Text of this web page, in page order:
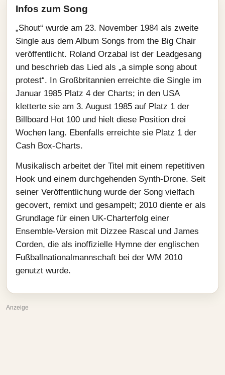
Infos zum Song
„Shout“ wurde am 23. November 1984 als zweite
Single aus dem Album Songs from the Big Chair
veröffentlicht. Roland Orzabal ist der Leadgesang
und beschrieb das Lied als „a simple song about
protest“. In Großbritannien erreichte die Single im
Januar 1985 Platz 4 der Charts; in den USA
kletterte sie am 3. August 1985 auf Platz 1 der
Billboard Hot 100 und hielt diese Position drei
Wochen lang. Ebenfalls erreichte sie Platz 1 der
Cash Box-Charts.
Musikalisch arbeitet der Titel mit einem repetitiven
Hook und einem durchgehenden Synth-Drone. Seit
seiner Veröffentlichung wurde der Song vielfach
gecovert, remixt und gesampelt; 2010 diente er als
Grundlage für einen UK-Charterfolg einer
Ensemble-Version mit Dizzee Rascal und James
Corden, die als inoffizielle Hymne der englischen
Fußballnationalmannschaft bei der WM 2010
genutzt wurde.
Anzeige